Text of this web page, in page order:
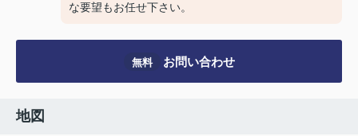
な要望もお任せ下さい。
無料 お問い合わせ
地図